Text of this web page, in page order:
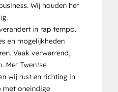
Hub Software
Software
Partner
Wij houden het
in rap tempo.
en mogelijkheden
Vaak verwarrend,
Met Twentse
wij rust en richting in
met oneindige